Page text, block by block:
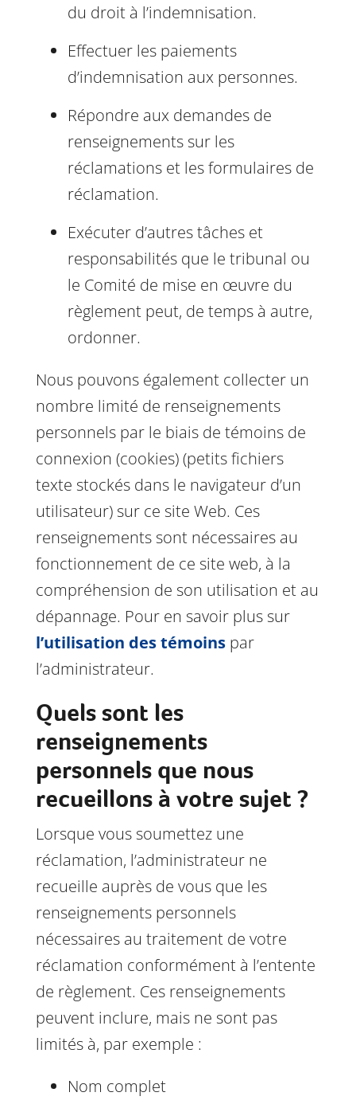
du droit à l’indemnisation.
Effectuer les paiements
d’indemnisation aux personnes.
Répondre aux demandes de
renseignements sur les
réclamations et les formulaires de
réclamation.
Exécuter d’autres tâches et
responsabilités que le tribunal ou
le Comité de mise en œuvre du
règlement peut, de temps à autre,
ordonner.
Nous pouvons également collecter un
nombre limité de renseignements
personnels par le biais de témoins de
connexion (cookies) (petits fichiers
texte stockés dans le navigateur d’un
utilisateur) sur ce site Web. Ces
renseignements sont nécessaires au
fonctionnement de ce site web, à la
compréhension de son utilisation et au
dépannage. Pour en savoir plus sur
l’utilisation des témoinspar
l’administrateur.
Quels sont les
renseignements
personnels que nous
recueillons à votre sujet ?
Lorsque vous soumettez une
réclamation, l’administrateur ne
recueille auprès de vous que les
renseignements personnels
nécessaires au traitement de votre
réclamation conformément à l’entente
de règlement. Ces renseignements
peuvent inclure, mais ne sont pas
limités à, par exemple :
Nom complet